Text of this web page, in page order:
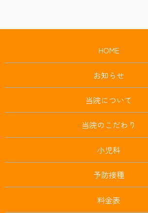
HOME
お知らせ
当院について
当院のこだわり
小児科
予防接種
料金表